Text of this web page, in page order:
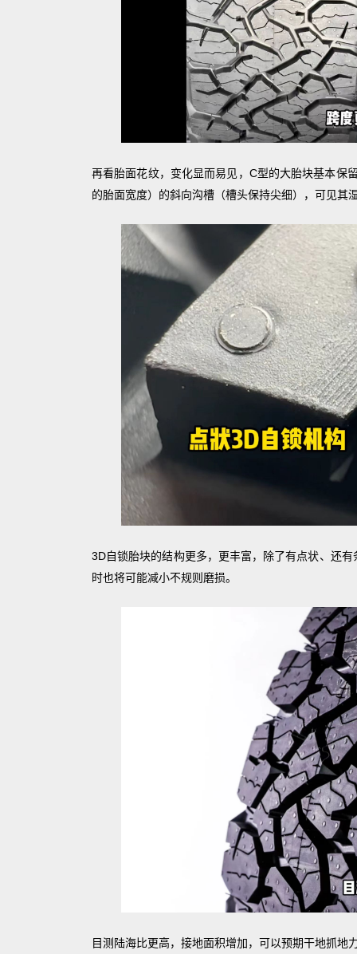
再看胎面花纹，变化显而易见，C型的大胎块基本保
的胎面宽度）的斜向沟槽（槽头保持尖细），可见其
3D自锁胎块的结构更多，更丰富，除了有点状、还
时也将可能减小不规则磨损。
目测陆海比更高，接地面积增加，可以预期干地抓地